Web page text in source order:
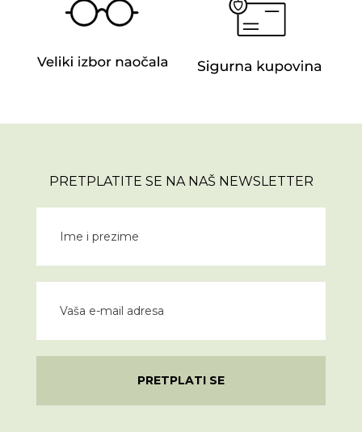
PRETPLATITE SE NA NAŠ NEWSLETTER
PRETPLATI SE